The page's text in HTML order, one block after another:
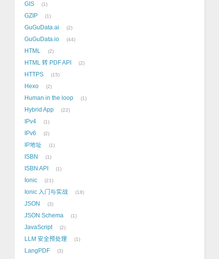
GIS 1
GZIP 1
GuGuData.ai 2
GuGuData.io 44
HTML 2
HTML 转 PDF API 2
HTTPS 15
Hexo 2
Human in the loop 1
Hybrid App 22
IPv4 1
IPv6 2
IP地址 1
ISBN 1
ISBN API 1
Ionic 21
Ionic 入门与实战 18
JSON 3
JSON Schema 1
JavaScript 2
LLM 安全预处理 1
LangPDF 3